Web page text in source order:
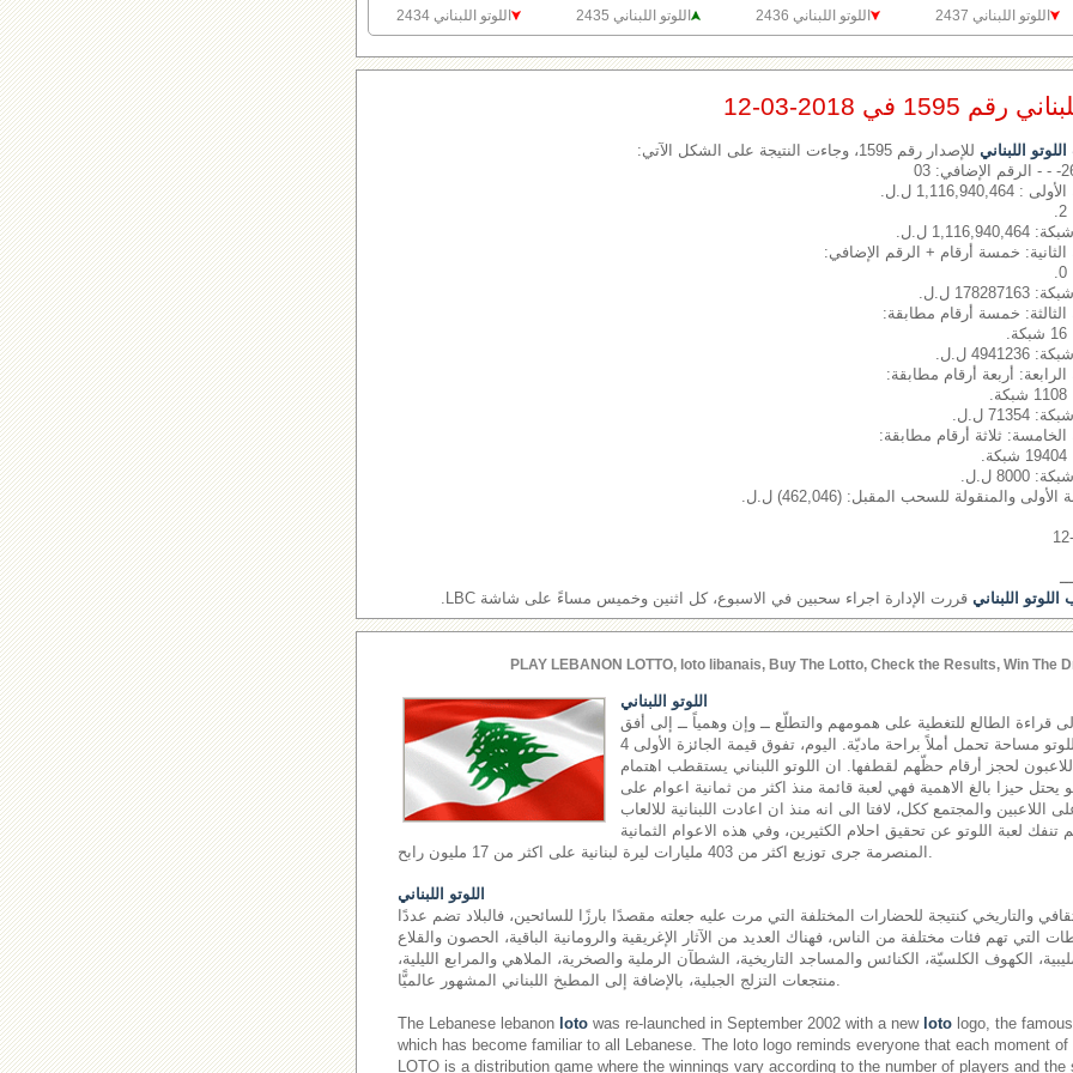
اللوتو اللبناني 2437 اللوتو اللبناني 2436 اللوتو اللبناني 2435 اللوتو اللبناني 2434
في 2018-03-12
اللبناني للإصدار رقم 1595، وجاءت النتيجة على الشكل الآتي:
ل.ل.
ل.ل.
الثانية: خمسة أرقام + الرقم الإضافي:
ل.ل.
الثالثة: خمسة أرقام مطابقة:
ل.ل.
الرابعة: أربعة أرقام مطابقة:
ل.ل.
الخامسة: ثلاثة أرقام مطابقة:
ل.ل.
والمنقولة للسحب المقبل: (462,046) ل.ل.
اللوتو اللبناني قررت الإدارة اجراء سحبين في الاسبوع، كل اثنين وخميس مساءً على شاشة LBC.
PLAY LEBANON LOTTO, loto libanais, Buy The Lotto, Check the Results, Win The
اللوتو اللبناني
قراءة الطالع للتغطية على همومهم والتطلّع ــ وإن وهمياً ــ إلى أفق
مشرق، يجدون في لعبة اللوتو مساحة تحمل أملاً براحة ماديّة. اليوم، تفوق قيمة الجائزة الأولى 4
لحجز أرقام حظّهم لقطفها. ان اللوتو اللبناني يستقطب اهتمام
يحتل حيزا بالغ الاهمية فهي لعبة قائمة منذ اكثر من ثمانية اعوام على
اللاعبين والمجتمع ككل، لافتا الى انه منذ ان اعادت اللبنانية للالعاب
في العام 2002 لم تنفك لعبة اللوتو عن تحقيق احلام الكثيرين، وفي هذه الاعوام الثمانية
المنصرمة جرى توزيع اكثر من 403 مليارات ليرة لبنانية على اكثر من 17 مليون رابح.
اللوتو اللبناني
والتاريخي كنتيجة للحضارات المختلفة التي مرت عليه جعلته مقصدًا بارزًا للسائحين، فالبلاد تضم عددًا
التي تهم فئات مختلفة من الناس، فهناك العديد من الآثار الإغريقية والرومانية الباقية، الحصون والقلاع
الكهوف الكلسيّة، الكنائس والمساجد التاريخية، الشطآن الرملية والصخرية، الملاهي والمرابع الليلية،
منتجعات التزلج الجبلية، بالإضافة إلى المطبخ اللبناني المشهور عالميًّا.
The Lebanese lebanon loto was re-launched in September 2002 with a new loto logo, the
which has become familiar to all Lebanese. The loto logo reminds everyone that each moment
LOTO is a distribution game where the winnings vary according to the number of players and